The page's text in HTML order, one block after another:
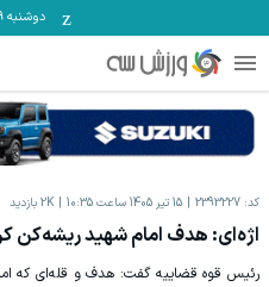
دوشنبه ۱۹ مرداد
کد: 2393227 15 تیر 1405 ساعت 10:35 2K بازدید
اژه‌ای: هدف امام شهید ریشه‌کن
رئیس قوه قضاییه گفت: هدف و قله‌ای که